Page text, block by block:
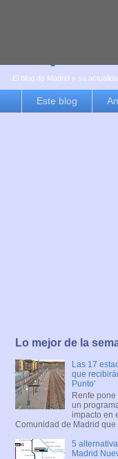
es por
El blog de Madrid y su
Este blog
Lo mejor de la
Las 17
que
Punto'
Renfe pone
un
impacto en
Comunidad de Madrid que
5
Madrid